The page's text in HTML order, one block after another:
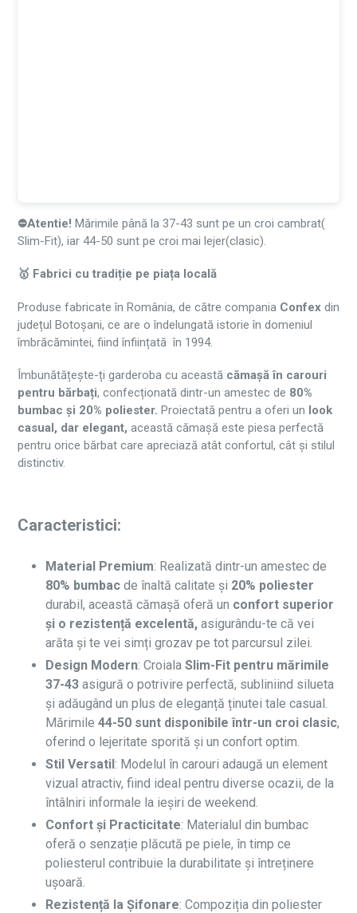
⛔Atentie! Mărimile până la 37-43 sunt pe un croi cambrat(
Slim-Fit), iar 44-50 sunt pe croi mai lejer(clasic).
🥇 Fabrici cu tradiție pe piața locală
Produse fabricate în România, de către compania Confex din
județul Botoșani, ce are o îndelungată istorie în domeniul
îmbrăcămintei, fiind înființată în 1994.
Îmbunătățește-ți garderoba cu această cămașă în carouri
pentru bărbați, confecționată dintr-un amestec de 80%
bumbac și 20% poliester. Proiectată pentru a oferi un look
casual, dar elegant, această cămașă este piesa perfectă
pentru orice bărbat care apreciază atât confortul, cât și stilul
distinctiv.
Caracteristici:
Material Premium: Realizată dintr-un amestec de
80% bumbac de înaltă calitate și 20% poliester
durabil, această cămașă oferă un confort superior
și o rezistență excelentă, asigurându-te că vei
arăta și te vei simți grozav pe tot parcursul zilei.
Design Modern: Croiala Slim-Fit pentru mărimile
37-43 asigură o potrivire perfectă, subliniind silueta
și adăugând un plus de eleganță ținutei tale casual.
Mărimile 44-50 sunt disponibile într-un croi clasic,
oferind o lejeritate sporită și un confort optim.
Stil Versatil: Modelul în carouri adaugă un element
vizual atractiv, fiind ideal pentru diverse ocazii, de la
întâlniri informale la ieșiri de weekend.
Confort și Practicitate: Materialul din bumbac
oferă o senzație plăcută pe piele, în timp ce
poliesterul contribuie la durabilitate și întreținere
ușoară.
Rezistență la Șifonare: Compoziția din poliester